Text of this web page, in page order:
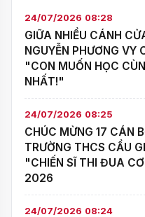
24/07/2026 08:28
GIỮA NHIỀU CÁNH
NGUYỄN PHƯƠNG VY
"CON MUỐN HỌC
NHẤT!"
24/07/2026 08:25
CHÚC MỪNG 17 CÁN
TRƯỜNG THCS CẦU
"CHIẾN SĨ THI ĐUA
2026
24/07/2026 08:24